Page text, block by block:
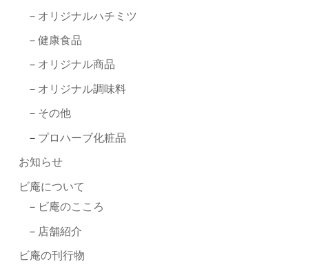
オリジナルハチミツ
健康食品
オリジナル商品
オリジナル調味料
その他
プロハーブ化粧品
お知らせ
ビ庵について
ビ庵のこころ
店舗紹介
ビ庵の刊行物